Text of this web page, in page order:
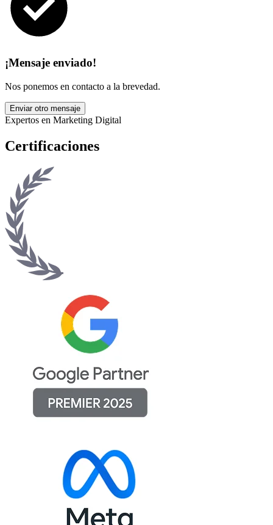
¡Mensaje enviado!
Nos ponemos en contacto a la brevedad.
Enviar otro mensaje
Expertos en Marketing Digital
Certificaciones